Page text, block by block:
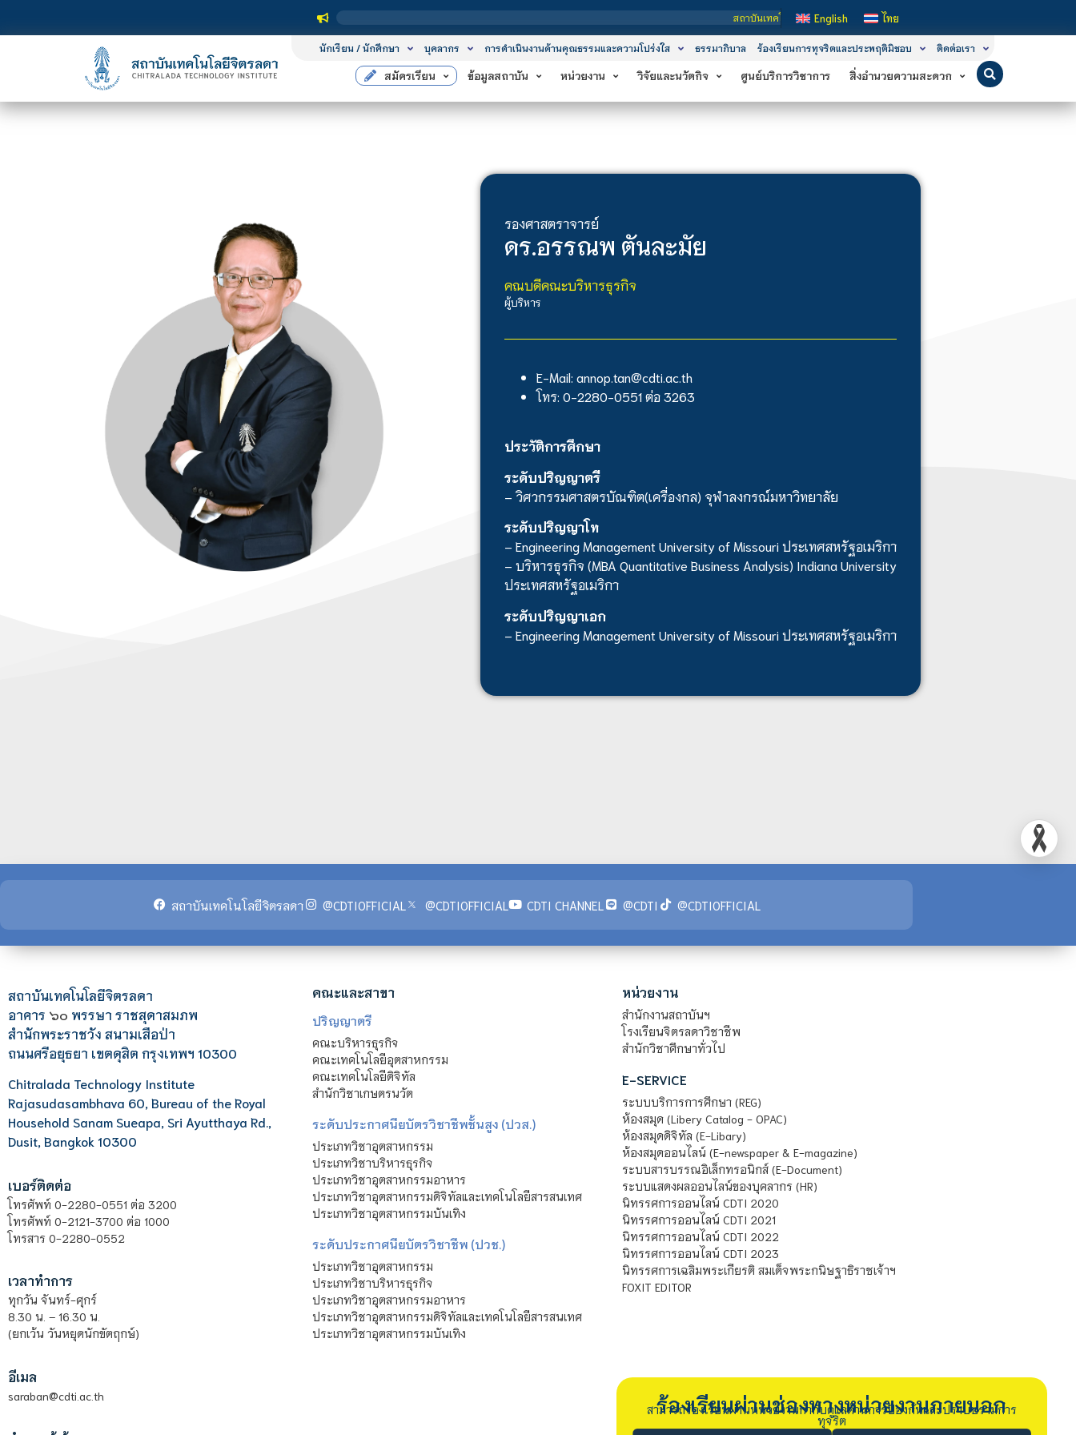
สถาบันเทคโนโลยีจิตรลดา เป็นสถาบันอุดมศึกษาในกำกับของรัฐ เปิดหลักสูตรการเรียน
English ไทย
นักเรียน / นักศึกษา บุคลากร การดำเนินงานด้านคุณธรรมและความโปร่งใส ธรรมาภิบาล ร้องเรียนการทุจริตและประพฤติมิชอบ ติดต่อเรา
สมัครเรียน ข้อมูลสถาบัน หน่วยงาน วิจัยและนวัตกิจ ศูนย์บริการวิชาการ สิ่งอำนวยความสะดวก
รองศาสตราจารย์
ดร.อรรณพ ตันละมัย
คณบดีคณะบริหารธุรกิจ
ผู้บริหาร
E-Mail: annop.tan@cdti.ac.th
โทร: 0-2280-0551 ต่อ 3263
ประวัติการศึกษา
ระดับปริญญาตรี
– วิศวกรรมศาสตรบัณฑิต(เครื่องกล) จุฬาลงกรณ์มหาวิทยาลัย
ระดับปริญญาโท
– Engineering Management University of Missouri ประเทศสหรัฐอเมริกา
– บริหารธุรกิจ (MBA Quantitative Business Analysis) Indiana University
ประเทศสหรัฐอเมริกา
ระดับปริญญาเอก
– Engineering Management University of Missouri ประเทศสหรัฐอเมริกา
สถาบันเทคโนโลยีจิตรลดา @CDTIOFFICIAL @CDTIOFFICIAL CDTI CHANNEL @CDTI @CDTIOFFICIAL
สถาบันเทคโนโลยีจิตรลดา
อาคาร ๖๐ พรรษา ราชสุดาสมภพ
สำนักพระราชวัง สนามเสือป่า
ถนนศรีอยุธยา เขตดุสิต กรุงเทพฯ 10300
Chitralada Technology Institute
Rajasudasambhava 60, Bureau of the Royal
Household Sanam Sueapa, Sri Ayutthaya Rd.,
Dusit, Bangkok 10300
เบอร์ติดต่อ
โทรศัพท์ 0-2280-0551 ต่อ 3200
โทรศัพท์ 0-2121-3700 ต่อ 1000
โทรสาร 0-2280-0552
เวลาทำการ
ทุกวัน จันทร์-ศุกร์
8.30 น. – 16.30 น.
(ยกเว้น วันหยุดนักขัตฤกษ์)
อีเมล
saraban@cdti.ac.th
คณะและสาขา
ปริญญาตรี
คณะบริหารธุรกิจ
คณะเทคโนโลยีอุตสาหกรรม
คณะเทคโนโลยีดิจิทัล
สำนักวิชาเกษตรนวัต
ระดับประกาศนียบัตรวิชาชีพชั้นสูง (ปวส.)
ประเภทวิชาอุตสาหกรรม
ประเภทวิชาบริหารธุรกิจ
ประเภทวิชาอุตสาหกรรมอาหาร
ประเภทวิชาอุตสาหกรรมดิจิทัลและเทคโนโลยีสารสนเทศ
ประเภทวิชาอุตสาหกรรมบันเทิง
ระดับประกาศนียบัตรวิชาชีพ (ปวช.)
ประเภทวิชาอุตสาหกรรม
ประเภทวิชาบริหารธุรกิจ
ประเภทวิชาอุตสาหกรรมอาหาร
ประเภทวิชาอุตสาหกรรมดิจิทัลและเทคโนโลยีสารสนเทศ
ประเภทวิชาอุตสาหกรรมบันเทิง
หน่วยงาน
สำนักงานสถาบันฯ
โรงเรียนจิตรลดาวิชาชีพ
สำนักวิชาศึกษาทั่วไป
E-SERVICE
ระบบบริการการศึกษา (REG)
ห้องสมุด (Libery Catalog - OPAC)
ห้องสมุดดิจิทัล (E-Libary)
ห้องสมุดออนไลน์ (E-newspaper & E-magazine)
ระบบสารบรรณอิเล็กทรอนิกส์ (E-Document)
ระบบแสดงผลออนไลน์ของบุคลากร (HR)
นิทรรศการออนไลน์ CDTI 2020
นิทรรศการออนไลน์ CDTI 2021
นิทรรศการออนไลน์ CDTI 2022
นิทรรศการออนไลน์ CDTI 2023
นิทรรศการเฉลิมพระเกียรติ สมเด็จพระกนิษฐาธิราชเจ้าฯ
FOXIT EDITOR
ร้องเรียนผ่านช่องทางหน่วยงานภายนอก
สามารถร้องเรียนผ่านหน่วยงานกำกับดูแลด้านการป้องกันและปราบปรามการ
ทุจริต